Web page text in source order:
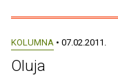
KOLUMNA • 07.02.2011.
Oluja